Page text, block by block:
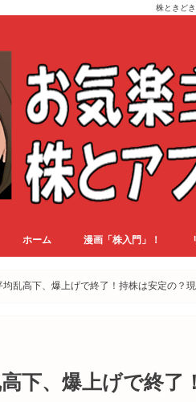
株ときど
ホーム 漫画「株入門」！
均乱高下、爆上げで終了！持株は安定の？
下、爆上げで終了